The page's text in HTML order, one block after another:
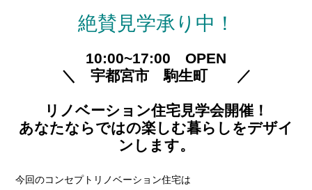
絶賛見学承り中！
10:00~17:00 OPEN
＼ 宇都宮市 駒生町 ／
リノベーション住宅見学会開催！
あなたならではの楽しむ暮らしをデザイ
ンします。
今回のコンセプトリノベーション住宅は